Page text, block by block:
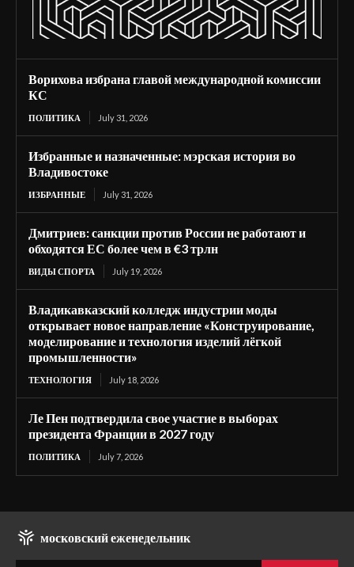
Ворихова избрана главой международной комиссии
КС
ПОЛИТИКА July 31, 2026
Избранные и назначенные: мэрская история во
Владивостоке
ИЗБРАННЫЕ July 31, 2026
Дмитриев: санкции против России не работают и
обходятся ЕС более чем в €3 трлн
ВИДЫ СПОРТА July 19, 2026
Владикавказский колледж индустрии моды
открывает новое направление «Конструирование,
моделирование и технология изделий лёгкой
промышленности»
ТЕХНОЛОГИЯ July 18, 2026
Ле Пен подтвердила свое участие в выборах
президента Франции в 2027 году
ПОЛИТИКА July 7, 2026
московский еженедельник